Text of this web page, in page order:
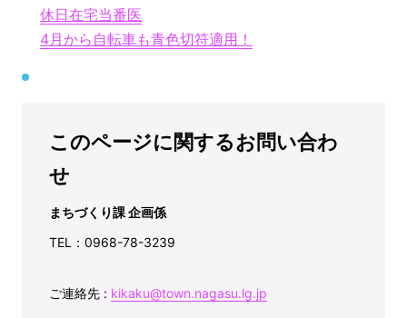
休日在宅当番医
4月から自転車も青色切符適用！
このページに関するお問い合わ
せ
まちづくり課 企画係
TEL：0968-78-3239
ご連絡先 : kikaku@town.nagasu.lg.jp